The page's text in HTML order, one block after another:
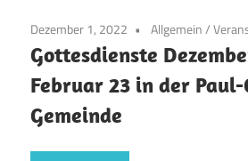
Dezember 1, 2022 Allgemein/
Gottesdienste
Februar 23 in der
Gemeinde